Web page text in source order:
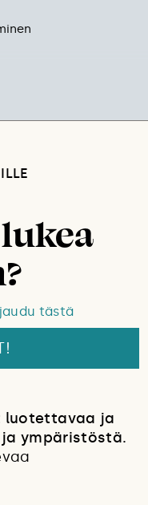
tästä
luotettavaa ja
ympäristöstä.